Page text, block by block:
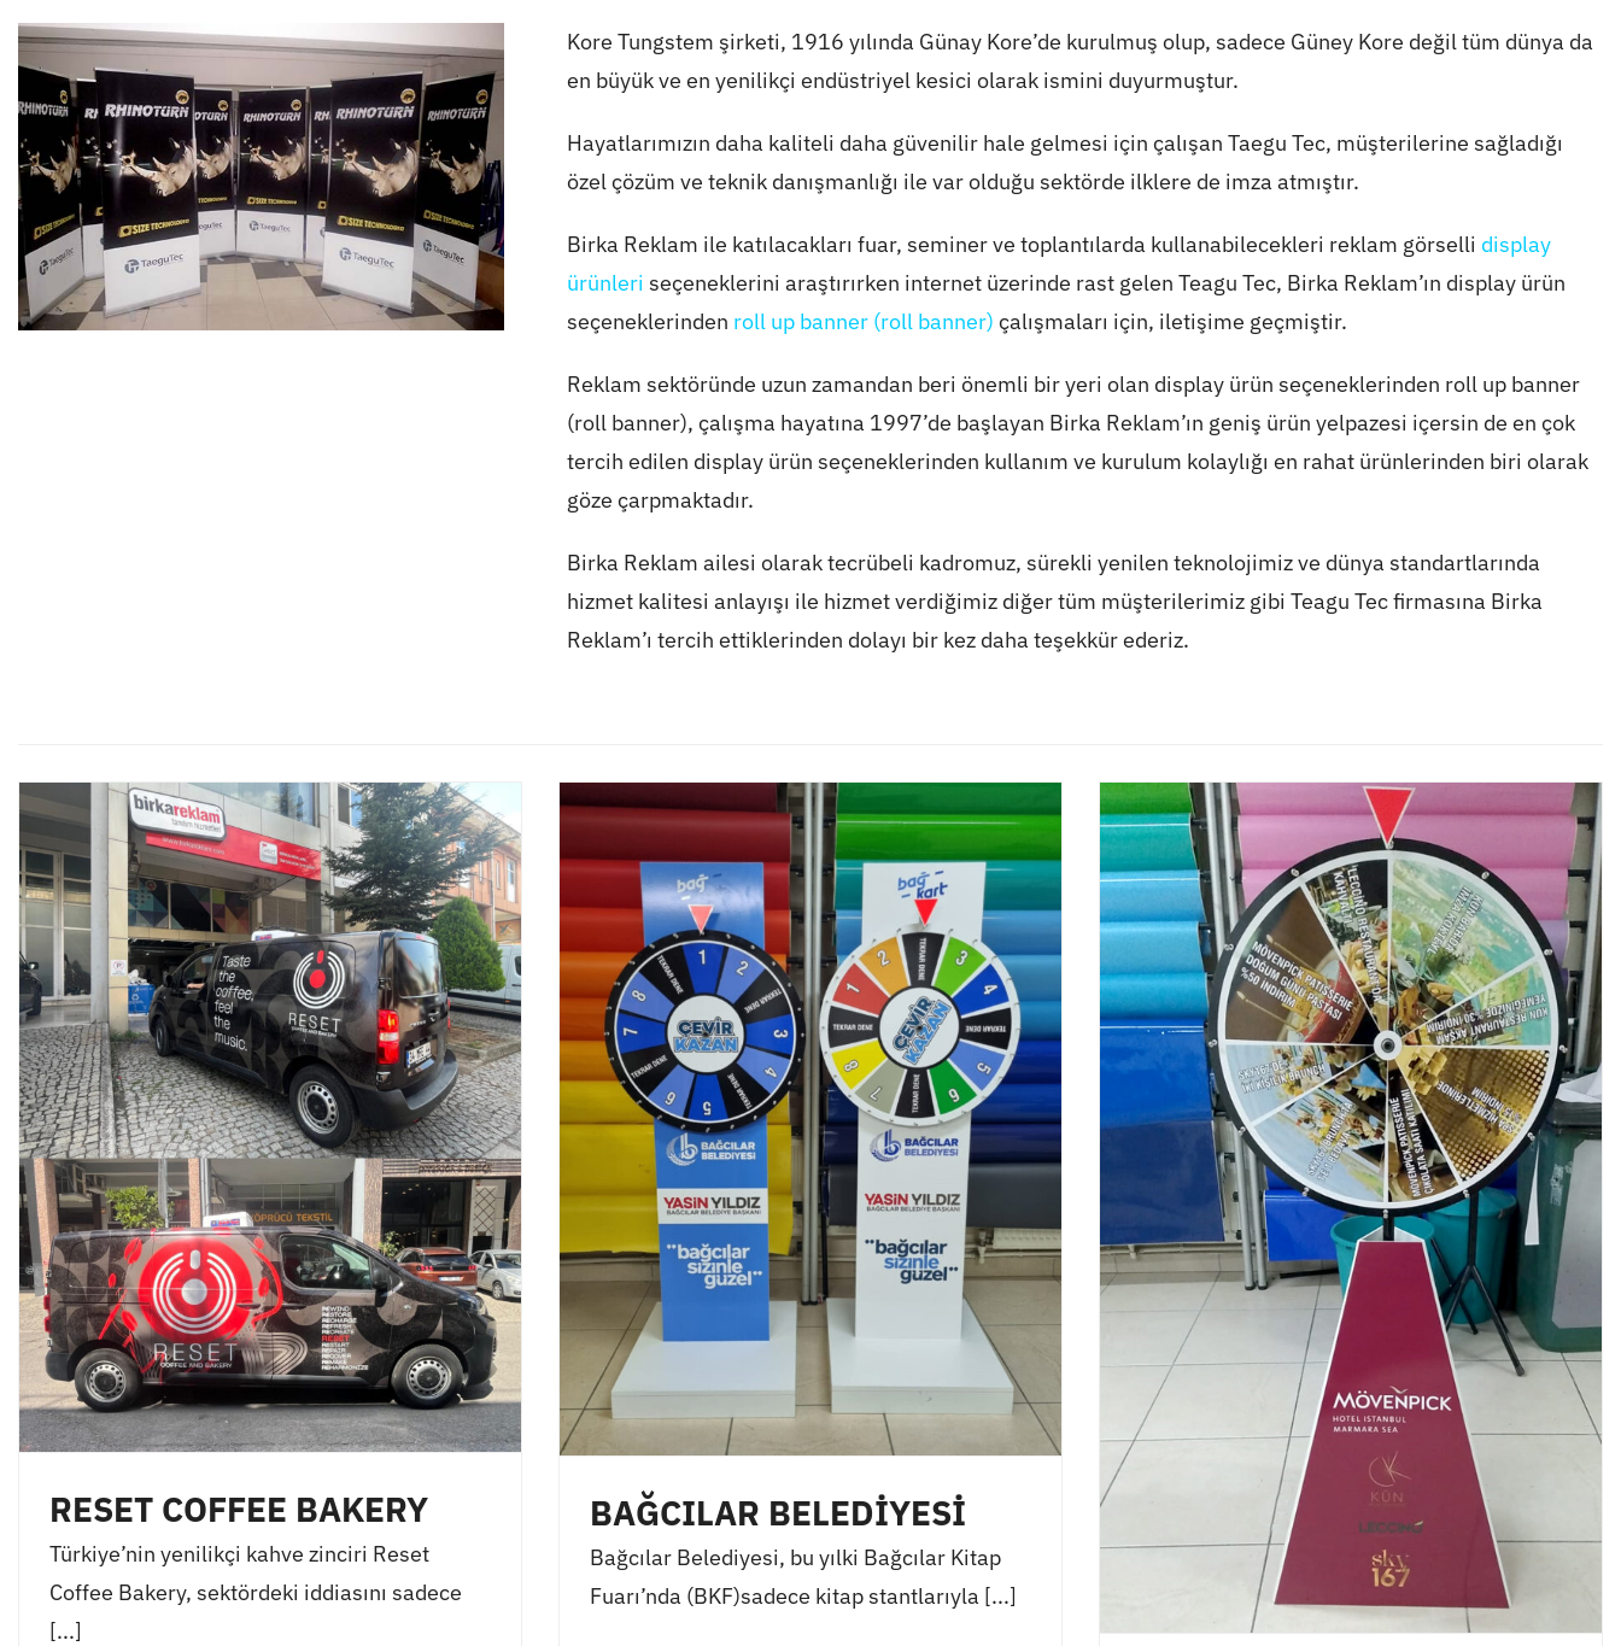
Kore Tungstem şirketi, 1916 yılında Günay Kore’de kurulmuş olup, sadece Güney Kore değil tüm dünya da
en büyük ve en yenilikçi endüstriyel kesici olarak ismini duyurmuştur.
Hayatlarımızın daha kaliteli daha güvenilir hale gelmesi için çalışan Taegu Tec, müşterilerine sağladığı
özel çözüm ve teknik danışmanlığı ile var olduğu sektörde ilklere de imza atmıştır.
Birka Reklam ile katılacakları fuar, seminer ve toplantılarda kullanabilecekleri reklam görselli display
ürünleri seçeneklerini araştırırken internet üzerinde rast gelen Teagu Tec, Birka Reklam’ın display ürün
seçeneklerinden roll up banner (roll banner) çalışmaları için, iletişime geçmiştir.
Reklam sektöründe uzun zamandan beri önemli bir yeri olan display ürün seçeneklerinden roll up banner
(roll banner), çalışma hayatına 1997’de başlayan Birka Reklam’ın geniş ürün yelpazesi içersin de en çok
tercih edilen display ürün seçeneklerinden kullanım ve kurulum kolaylığı en rahat ürünlerinden biri olarak
göze çarpmaktadır.
Birka Reklam ailesi olarak tecrübeli kadromuz, sürekli yenilen teknolojimiz ve dünya standartlarında
hizmet kalitesi anlayışı ile hizmet verdiğimiz diğer tüm müşterilerimiz gibi Teagu Tec firmasına Birka
Reklam’ı tercih ettiklerinden dolayı bir kez daha teşekkür ederiz.
RESET COFFEE BAKERY
Türkiye’nin yenilikçi kahve zinciri Reset
Coffee Bakery, sektördeki iddiasını sadece
[...]
BAĞCILAR BELEDİYESİ
Bağcılar Belediyesi, bu yılki Bağcılar Kitap
Fuarı’nda (BKF)sadece kitap stantlarıyla [...]